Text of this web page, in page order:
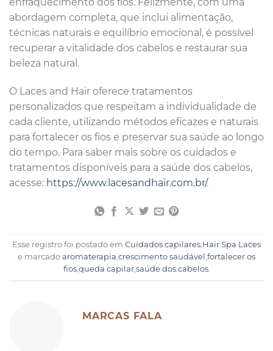
enfraquecimento dos fios. Felizmente, com uma
abordagem completa, que inclui alimentação,
técnicas naturais e equilíbrio emocional, é possível
recuperar a vitalidade dos cabelos e restaurar sua
beleza natural.
O Laces and Hair oferece tratamentos
personalizados que respeitam a individualidade de
cada cliente, utilizando métodos eficazes e naturais
para fortalecer os fios e preservar sua saúde ao longo
do tempo. Para saber mais sobre os cuidados e
tratamentos disponíveis para a saúde dos cabelos,
acesse: https://www.lacesandhair.com.br/.
Esse registro foi postado em Cuidados capilares,Hair Spa Laces
e marcado aromaterapia,crescimento saudável ,fortalecer os
fios,queda capilar,saúde dos cabelos.
MARCAS FALA